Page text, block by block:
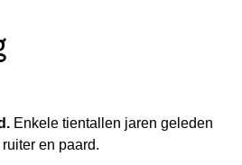
Enkele tientallen jaren geleden
en paard.